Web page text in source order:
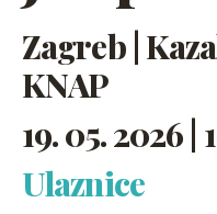
Zagreb |
KNAP
19. 05. 2026 |
Ulaznice